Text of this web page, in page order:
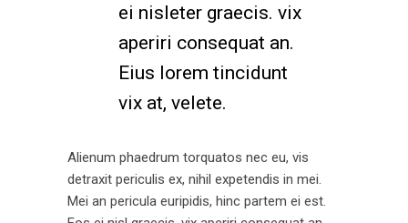
ei nisleter graecis. vix
aperiri consequat an.
Eius lorem tincidunt
vix at, velete.
Alienum phaedrum torquatos nec eu, vis
detraxit periculis ex, nihil expetendis in mei.
Mei an pericula euripidis, hinc partem ei est.